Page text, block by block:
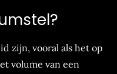
zijn, vooral als het op
volume van een